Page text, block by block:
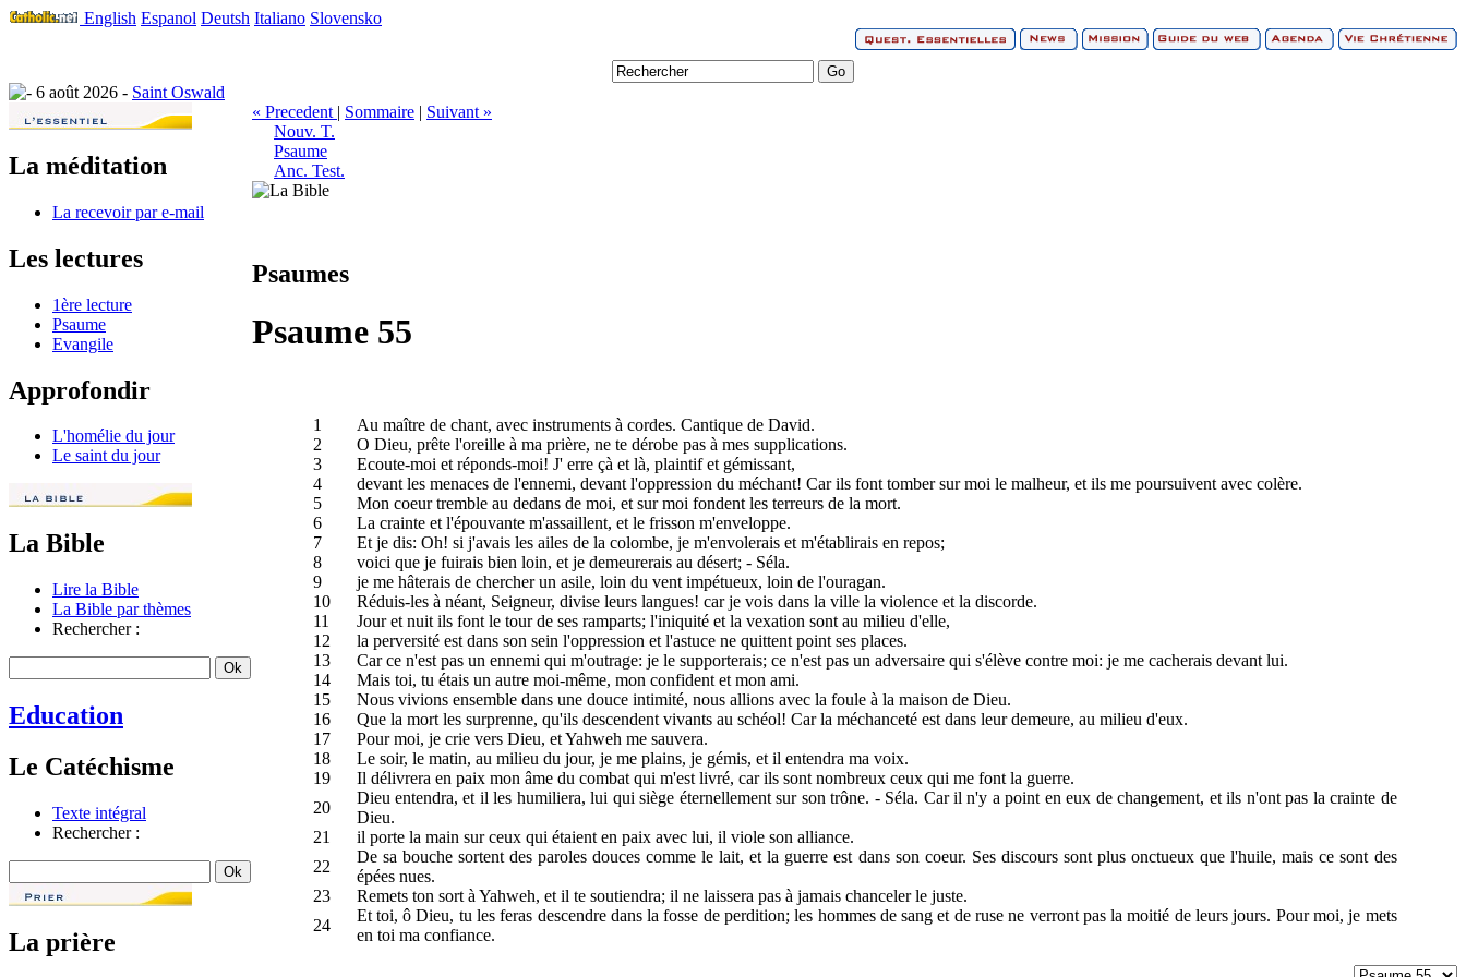
English Espanol Deutsh Italiano Slovensko
6 août 2026 - Saint Oswald
La méditation
La recevoir par e-mail
Les lectures
1ère lecture
Psaume
Evangile
Approfondir
L'homélie du jour
Le saint du jour
La Bible
Lire la Bible
La Bible par thèmes
Rechercher :
Education
Le Catéchisme
Texte intégral
Rechercher :
La prière
« Precedent | Sommaire | Suivant »
Nouv. T.
Psaume
Anc. Test.
Psaumes
Psaume 55
1
Au maître de chant, avec instruments à cordes. Cantique de David.
2
O Dieu, prête l'oreille à ma prière, ne te dérobe pas à mes supplications.
3
Ecoute-moi et réponds-moi! J' erre çà et là, plaintif et gémissant,
4
devant les menaces de l'ennemi, devant l'oppression du méchant! Car ils font tomber sur moi le malheur, et ils me poursuivent avec colère.
5
Mon coeur tremble au dedans de moi, et sur moi fondent les terreurs de la mort.
6
La crainte et l'épouvante m'assaillent, et le frisson m'enveloppe.
7
Et je dis: Oh! si j'avais les ailes de la colombe, je m'envolerais et m'établirais en repos;
8
voici que je fuirais bien loin, et je demeurerais au désert; - Séla.
9
je me hâterais de chercher un asile, loin du vent impétueux, loin de l'ouragan.
10
Réduis-les à néant, Seigneur, divise leurs langues! car je vois dans la ville la violence et la discorde.
11
Jour et nuit ils font le tour de ses ramparts; l'iniquité et la vexation sont au milieu d'elle,
12
la perversité est dans son sein l'oppression et l'astuce ne quittent point ses places.
13
Car ce n'est pas un ennemi qui m'outrage: je le supporterais; ce n'est pas un adversaire qui s'élève contre moi: je me cacherais devant lui.
14
Mais toi, tu étais un autre moi-même, mon confident et mon ami.
15
Nous vivions ensemble dans une douce intimité, nous allions avec la foule à la maison de Dieu.
16
Que la mort les surprenne, qu'ils descendent vivants au schéol! Car la méchanceté est dans leur demeure, au milieu d'eux.
17
Pour moi, je crie vers Dieu, et Yahweh me sauvera.
18
Le soir, le matin, au milieu du jour, je me plains, je gémis, et il entendra ma voix.
19
Il délivrera en paix mon âme du combat qui m'est livré, car ils sont nombreux ceux qui me font la guerre.
20
Dieu entendra, et il les humiliera, lui qui siège éternellement sur son trône. - Séla. Car il n'y a point en eux de changement, et ils n'ont pas la crainte de
Dieu.
21
il porte la main sur ceux qui étaient en paix avec lui, il viole son alliance.
22
De sa bouche sortent des paroles douces comme le lait, et la guerre est dans son coeur. Ses discours sont plus onctueux que l'huile, mais ce sont des
épées nues.
23
Remets ton sort à Yahweh, et il te soutiendra; il ne laissera pas à jamais chanceler le juste.
24
Et toi, ô Dieu, tu les feras descendre dans la fosse de perdition; les hommes de sang et de ruse ne verront pas la moitié de leurs jours. Pour moi, je mets
en toi ma confiance.